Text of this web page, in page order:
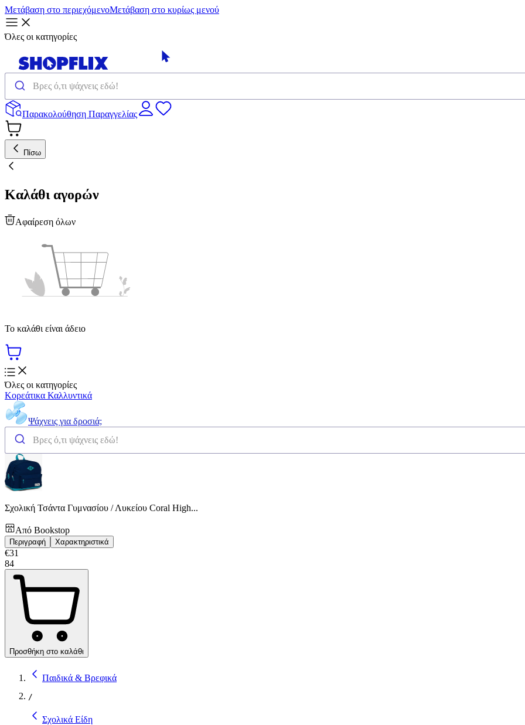
Μετάβαση στο περιεχόμενοΜετάβαση στο κυρίως μενού
Όλες οι κατηγορίες
Παρακολούθηση Παραγγελίας
Πίσω
Καλάθι αγορών
Αφαίρεση όλων
Το καλάθι είναι άδειο
Όλες οι κατηγορίες
Κορεάτικα Καλλυντικά
Ψάχνεις για δροσιά;
Σχολική Τσάντα Γυμνασίου / Λυκείου Coral High...
Από Bookstop
Περιγραφή Χαρακτηριστικά
€31
84
Προσθήκη στο καλάθι
Παιδικά & Βρεφικά
/
Σχολικά Είδη